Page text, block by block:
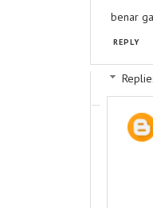
benar
REPLY